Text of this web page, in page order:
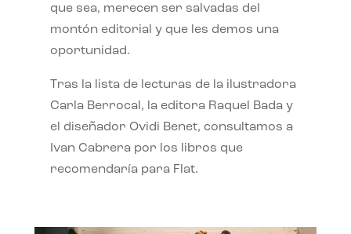
que sea, merecen ser salvadas del
montón editorial y que les demos una
oportunidad.
Tras la lista de lecturas de la ilustradora
Carla Berrocal, la editora Raquel Bada y
el diseñador Ovidi Benet, consultamos a
Ivan Cabrera por los libros que
recomendaría para Flat.